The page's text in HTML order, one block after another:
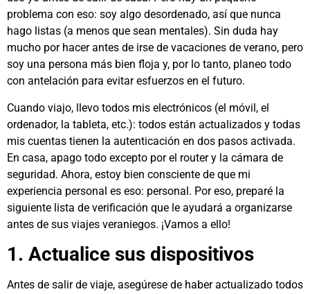
problema con eso: soy algo desordenado, así que nunca
hago listas (a menos que sean mentales). Sin duda hay
mucho por hacer antes de irse de vacaciones de verano, pero
soy una persona más bien floja y, por lo tanto, planeo todo
con antelación para evitar esfuerzos en el futuro.
Cuando viajo, llevo todos mis electrónicos (el móvil, el
ordenador, la tableta, etc.): todos están actualizados y todas
mis cuentas tienen la autenticación en dos pasos activada.
En casa, apago todo excepto por el router y la cámara de
seguridad. Ahora, estoy bien consciente de que mi
experiencia personal es eso: personal. Por eso, preparé la
siguiente lista de verificación que le ayudará a organizarse
antes de sus viajes veraniegos. ¡Vamos a ello!
1. Actualice sus dispositivos
Antes de salir de viaje, asegúrese de haber actualizado todos